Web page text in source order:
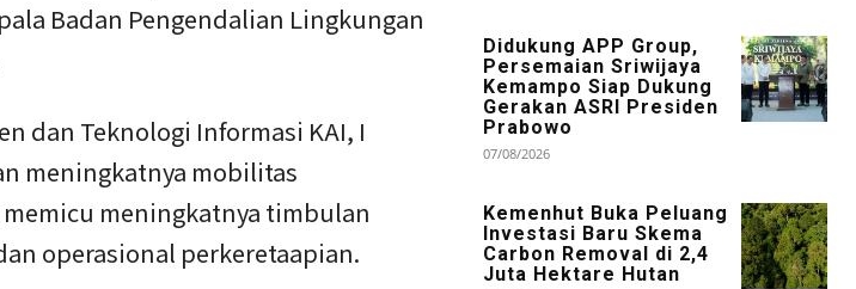
Badan Pengendalian Lingkungan
dan Teknologi Informasi KAI, I
meningkatnya mobilitas
meningkatnya timbulan
operasional perkeretaapian.
Didukung APP Group,
Persemaian Sriwijaya
Kemampo Siap Dukung
Gerakan ASRI Presiden
Prabowo
07/08/2026
Kemenhut Buka Peluang
Investasi Baru Skema
Carbon Removal di 2,4
Juta Hektare Hutan